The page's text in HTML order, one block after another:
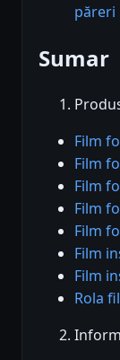
păreri
Sumar
Film
Film
Film
Film
Film
Film
Film
Rola